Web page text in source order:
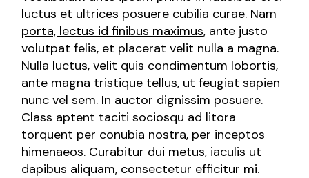
luctus et ultrices posuere cubilia curae. Nam
porta, lectus id finibus maximus, ante justo
volutpat felis, et placerat velit nulla a magna.
Nulla luctus, velit quis condimentum lobortis,
ante magna tristique tellus, ut feugiat sapien
nunc vel sem. In auctor dignissim posuere.
Class aptent taciti sociosqu ad litora
torquent per conubia nostra, per inceptos
himenaeos. Curabitur dui metus, iaculis ut
dapibus aliquam, consectetur efficitur mi.